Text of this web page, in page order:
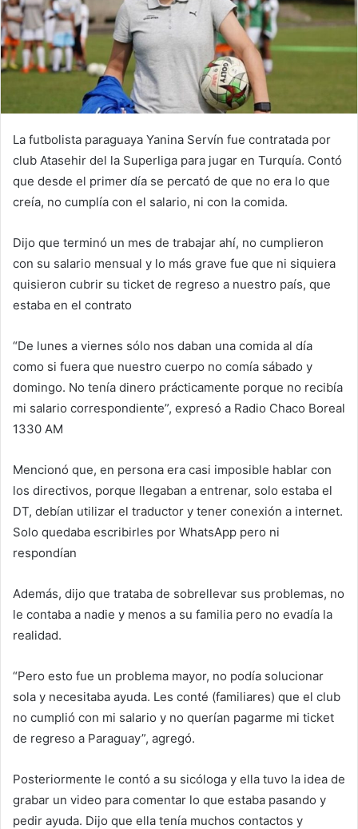
La futbolista paraguaya Yanina Servín fue contratada por
club Atasehir del la Superliga para jugar en Turquía. Contó
que desde el primer día se percató de que no era lo que
creía, no cumplía con el salario, ni con la comida.
Dijo que terminó un mes de trabajar ahí, no cumplieron
con su salario mensual y lo más grave fue que ni siquiera
quisieron cubrir su ticket de regreso a nuestro país, que
estaba en el contrato
“De lunes a viernes sólo nos daban una comida al día
como si fuera que nuestro cuerpo no comía sábado y
domingo. No tenía dinero prácticamente porque no recibía
mi salario correspondiente”, expresó a Radio Chaco Boreal
1330 AM
Mencionó que, en persona era casi imposible hablar con
los directivos, porque llegaban a entrenar, solo estaba el
DT, debían utilizar el traductor y tener conexión a internet.
Solo quedaba escribirles por WhatsApp pero ni
respondían
Además, dijo que trataba de sobrellevar sus problemas, no
le contaba a nadie y menos a su familia pero no evadía la
realidad.
“Pero esto fue un problema mayor, no podía solucionar
sola y necesitaba ayuda. Les conté (familiares) que el club
no cumplió con mi salario y no querían pagarme mi ticket
de regreso a Paraguay”, agregó.
Posteriormente le contó a su sicóloga y ella tuvo la idea de
grabar un video para comentar lo que estaba pasando y
pedir ayuda. Dijo que ella tenía muchos contactos y